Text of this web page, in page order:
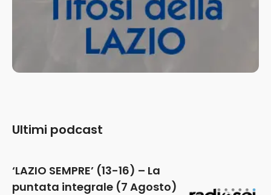
Ultimi podcast
‘LAZIO SEMPRE’ (13-16) – La
puntata integrale (7 Agosto)